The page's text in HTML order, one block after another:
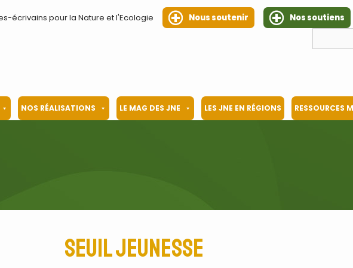
écrivains pour la Nature et l'Ecologie Nous soutenir Nos soutiens
NOS RÉALISATIONS LE MAG DES JNE LES JNE EN RÉGIONS RESSOURCES
Seuil jeunesse